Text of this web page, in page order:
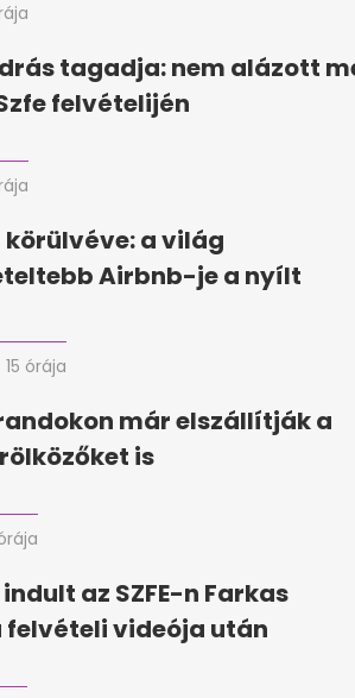
tagadja: nem alázott
felvételijén
a világ
Airbnb-je a nyílt
15 órája
már elszállítják a
is
az SZFE-n Farkas
felvételi videója után